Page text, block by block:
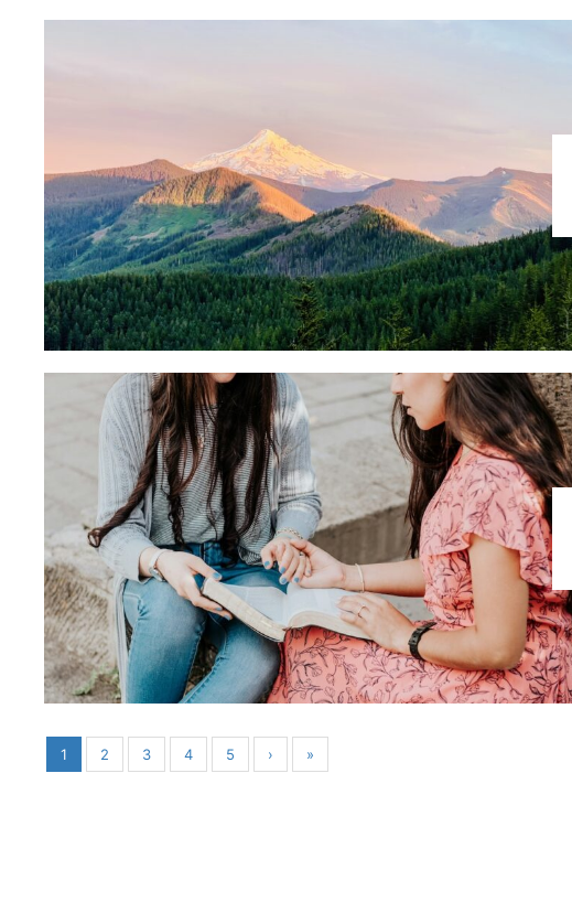
1 2 3 4 5 › »